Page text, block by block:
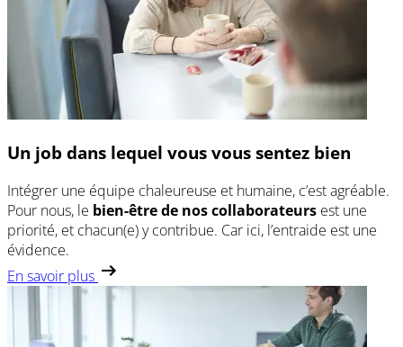
Un job dans lequel vous vous sentez bien
Intégrer une équipe chaleureuse et humaine, c’est agréable.
Pour nous, le bien-être de nos collaborateurs est une
priorité, et chacun(e) y contribue. Car ici, l’entraide est une
évidence.
En savoir plus